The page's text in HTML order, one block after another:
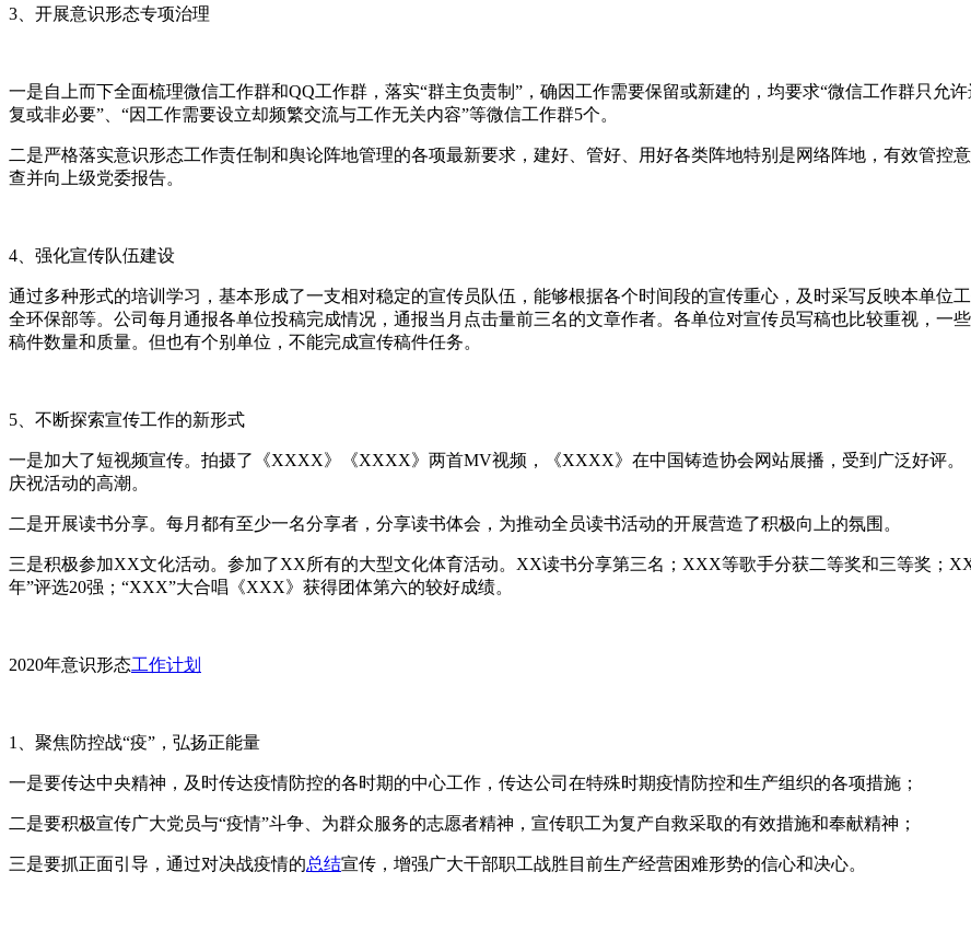
3、开展意识形态专项治理
一是自上而下全面梳理微信工作群和QQ工作群，落实“群主负责制”，确因工作需要保留或新建的，均要求“微信工作群只允
复或非必要”、“因工作需要设立却频繁交流与工作无关内容”等微信工作群5个。
二是严格落实意识形态工作责任制和舆论阵地管理的各项最新要求，建好、管好、用好各类阵地特别是网络阵地，有效管控
查并向上级党委报告。
4、强化宣传队伍建设
通过多种形式的培训学习，基本形成了一支相对稳定的宣传员队伍，能够根据各个时间段的宣传重心，及时采写反映本单
全环保部等。公司每月通报各单位投稿完成情况，通报当月点击量前三名的文章作者。各单位对宣传员写稿也比较重视，一
稿件数量和质量。但也有个别单位，不能完成宣传稿件任务。
5、不断探索宣传工作的新形式
一是加大了短视频宣传。拍摄了《XXXX》《XXXX》两首MV视频，《XXXX》在中国铸造协会网站展播，受到广泛好评
庆祝活动的高潮。
二是开展读书分享。每月都有至少一名分享者，分享读书体会，为推动全员读书活动的开展营造了积极向上的氛围。
三是积极参加XX文化活动。参加了XX所有的大型文化体育活动。XX读书分享第三名；XXX等歌手分获二等奖和三等奖；
年”评选20强；“XXX”大合唱《XXX》获得团体第六的较好成绩。
2020年意识形态工作计划
1、聚焦防控战“疫”，弘扬正能量
一是要传达中央精神，及时传达疫情防控的各时期的中心工作，传达公司在特殊时期疫情防控和生产组织的各项措施；
二是要积极宣传广大党员与“疫情”斗争、为群众服务的志愿者精神，宣传职工为复产自救采取的有效措施和奉献精神；
三是要抓正面引导，通过对决战疫情的总结宣传，增强广大干部职工战胜目前生产经营困难形势的信心和决心。